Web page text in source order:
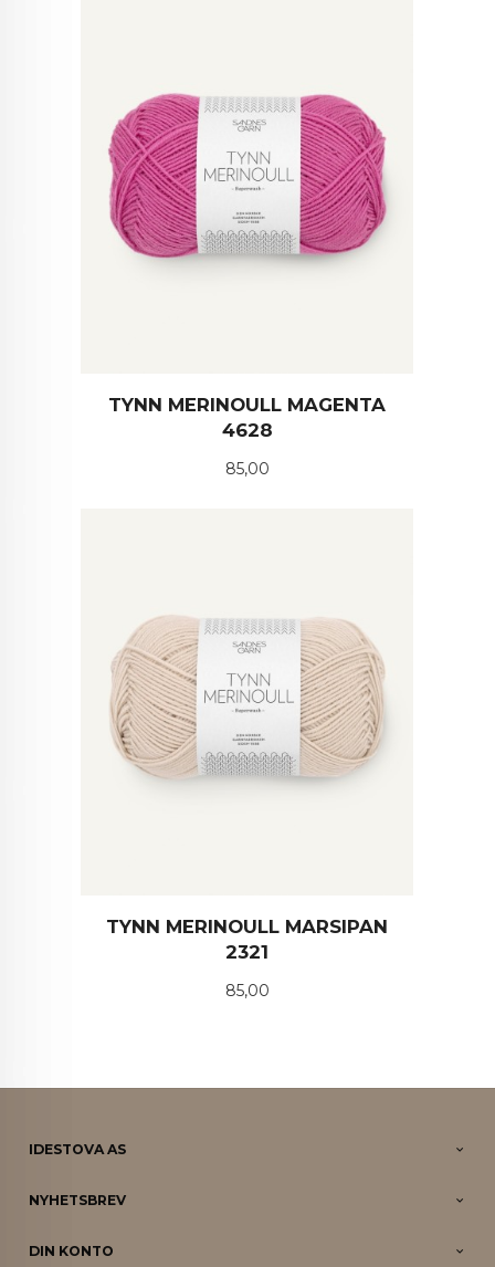
TYNN MERINOULL MAGENTA
4628
Pris
85,00
TYNN MERINOULL MARSIPAN
2321
Pris
85,00
IDESTOVA AS
NYHETSBREV
DIN KONTO